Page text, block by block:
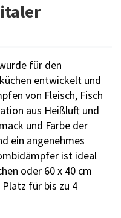
für den
entwickelt und
von Fleisch, Fisch
aus Heißluft und
und Farbe der
ein angenehmes
ist ideal
oder 60 x 40 cm
für bis zu 4